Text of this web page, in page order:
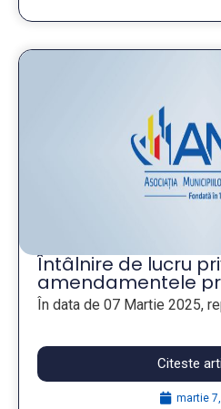
Întâlnire de lucru
amendamentele
Amenajării
și Construcțiilor
În data de 07 Martie 2025,
Citeste
martie